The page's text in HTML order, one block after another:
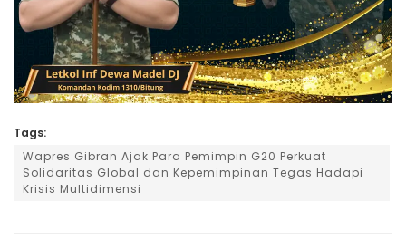
Tags:
Wapres Gibran Ajak Para Pemimpin G20 Perkuat
Solidaritas Global dan Kepemimpinan Tegas Hadapi
Krisis Multidimensi